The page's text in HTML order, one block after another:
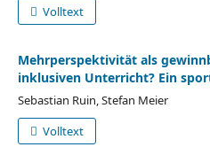
Volltext
Mehrperspektivität als
inklusiven Unterricht? Ein
Sebastian Ruin, Stefan Meier
Volltext